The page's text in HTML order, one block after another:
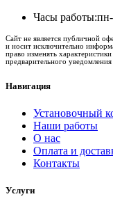
Часы работы:
Сайт не является публичной
и носит исключительно
право изменять
предварительного уведомления
Навигация
Установочный
Наши работы
О нас
Оплата и
Контакты
Услуги